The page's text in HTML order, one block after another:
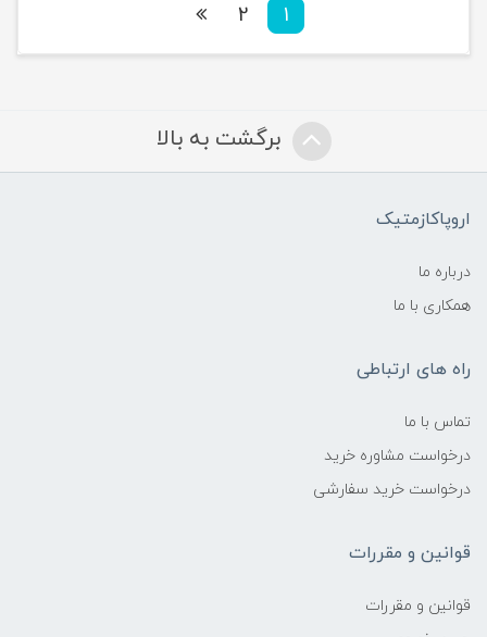
1
2
برگشت به بالا
اروپاکازمتیک
درباره ما
همکاری با ما
راه های ارتباطی
تماس با ما
درخواست مشاوره خرید
درخواست خرید سفارشی
قوانین و مقررات
قوانین و مقررات